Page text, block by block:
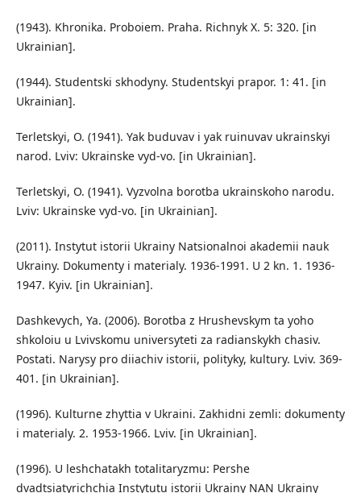
(1943). Khronika. Proboiem. Praha. Richnyk X. 5: 320. [in
Ukrainian].
(1944). Studentski skhodyny. Studentskyi prapor. 1: 41. [in
Ukrainian].
Terletskyi, O. (1941). Yak buduvav i yak ruinuvav ukrainskyi
narod. Lviv: Ukrainske vyd-vo. [in Ukrainian].
Terletskyi, O. (1941). Vyzvolna borotba ukrainskoho narodu.
Lviv: Ukrainske vyd-vo. [in Ukrainian].
(2011). Instytut istorii Ukrainy Natsionalnoi akademii nauk
Ukrainy. Dokumenty i materialy. 1936-1991. U 2 kn. 1. 1936-
1947. Kyiv. [in Ukrainian].
Dashkevych, Ya. (2006). Borotba z Hrushevskym ta yoho
shkoloiu u Lvivskomu universyteti za radianskykh chasiv.
Postati. Narysy pro diiachiv istorii, polityky, kultury. Lviv. 369-
401. [in Ukrainian].
(1996). Kulturne zhyttia v Ukraini. Zakhidni zemli: dokumenty
i materialy. 2. 1953-1966. Lviv. [in Ukrainian].
(1996). U leshchatakh totalitaryzmu: Pershe
dvadtsiatyrichchia Instytutu istorii Ukrainy NAN Ukrainy